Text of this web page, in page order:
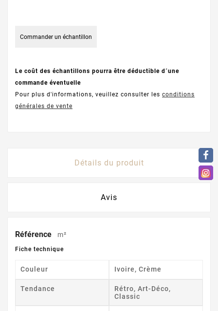
Commander un échantillon
Le coût des échantillons pourra être déductible d´une
commande éventuelle
Pour plus d'informations, veuillez consulter les conditions
générales de vente
Détails du produit
Avis
Référence m²
Fiche technique
Couleur Ivoire, Crème
Tendance
Rétro, Art-Déco,
Classic